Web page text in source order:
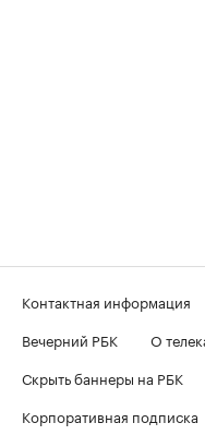
Контактная информация
Вечерний РБК
О
Скрыть баннеры на РБК
Корпоративная подписка